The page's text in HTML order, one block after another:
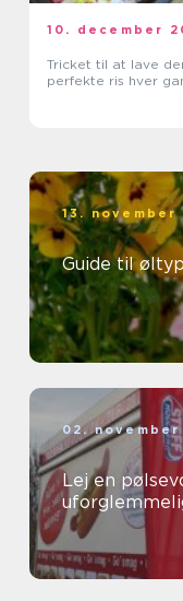
10. december
Tricket til at lave
perfekte ris hver
13. november
Guide til
02. november
Lej en